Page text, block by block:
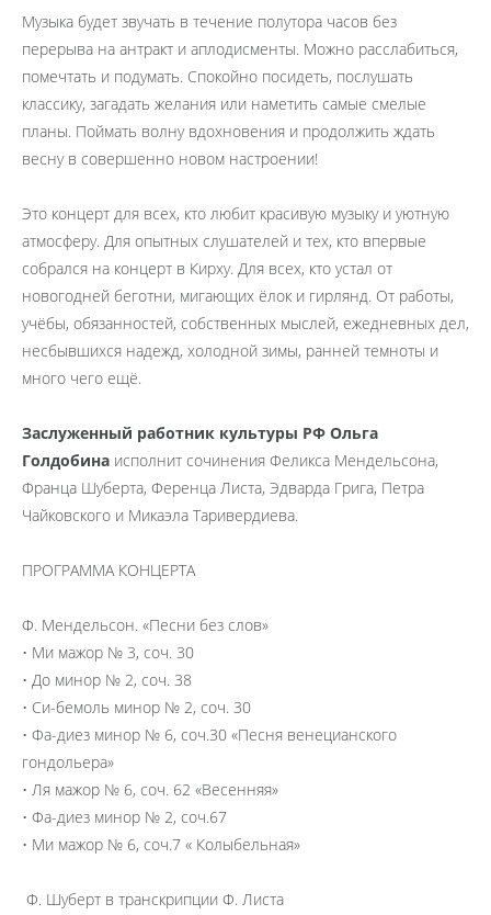
Музыка будет звучать в течение полутора часов без
перерыва на антракт и аплодисменты. Можно расслабиться,
помечтать и подумать. Спокойно посидеть, послушать
классику, загадать желания или наметить самые смелые
планы. Поймать волну вдохновения и продолжить ждать
весну в совершенно новом настроении!
Это концерт для всех, кто любит красивую музыку и уютную
атмосферу. Для опытных слушателей и тех, кто впервые
собрался на концерт в Кирху. Для всех, кто устал от
новогодней беготни, мигающих ёлок и гирлянд. От работы,
учёбы, обязанностей, собственных мыслей, ежедневных дел,
несбывшихся надежд, холодной зимы, ранней темноты и
много чего ещё.
Заслуженный работник культуры РФ Ольга
Голдобина исполнит сочинения Феликса Мендельсона,
Франца Шуберта, Ференца Листа, Эдварда Грига, Петра
Чайковского и Микаэла Таривердиева.
ПРОГРАММА КОНЦЕРТА
Ф. Мендельсон. «Песни без слов»
• Ми мажор № 3, соч. 30
• До минор № 2, соч. 38
• Си-бемоль минор № 2, соч. 30
• Фа-диез минор № 6, соч.30 «Песня венецианского
гондольера»
• Ля мажор № 6, соч. 62 «Весенняя»
• Фа-диез минор № 2, соч.67
• Ми мажор № 6, соч.7 « Колыбельная»
Ф. Шуберт в транскрипции Ф. Листа